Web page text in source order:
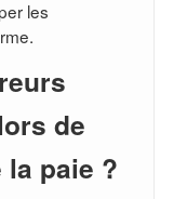
les
de
la paie ?